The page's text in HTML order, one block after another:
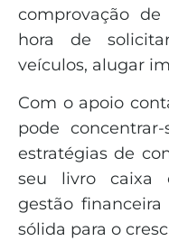
comprovação
hora de
veículos, alugar
Com o apoio
pode
estratégias de
seu livro caixa
gestão
sólida para o